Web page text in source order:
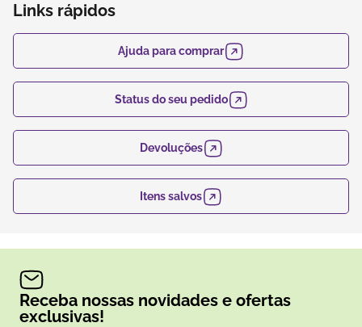
Links rápidos
Ajuda para comprar
Status do seu pedido
Devoluções
Itens salvos
Receba nossas novidades e ofertas
exclusivas!